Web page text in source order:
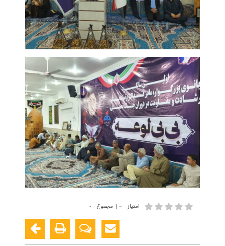
امتیاز: ۰ | مجموع : ۰